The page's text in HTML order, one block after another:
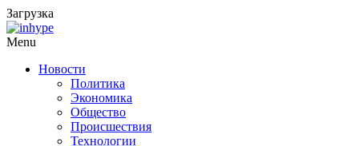
Загрузка
Menu
Новости
Политика
Экономика
Общество
Происшествия
Технологии